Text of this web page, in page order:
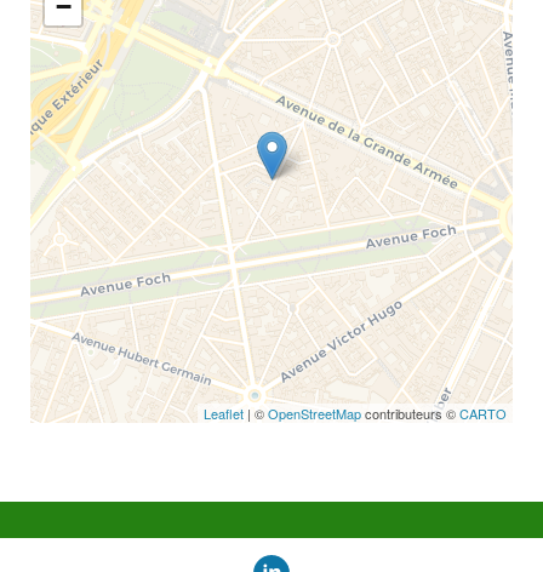
−
Leaflet | ©OpenStreetMapcontributeurs ©CARTO